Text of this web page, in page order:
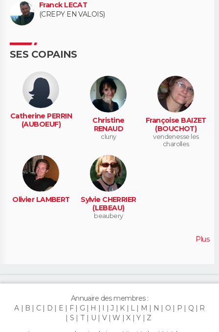
Franck LECAT
(CREPY EN VALOIS)
SES COPAINS
Catherine PERRIN
(AUBOEUF)
Christine
RENAUD
cluny
Françoise BAIZET
(BOUCHOT)
vendenesse les
charolles
Olivier LAMBERT
Sylvie CHERRIER
(LEBEAU)
beaubery
Plus
Annuaire des membres :
A
B C D E F G H J K L M N O P Q
R
S
T U V W X Y Z